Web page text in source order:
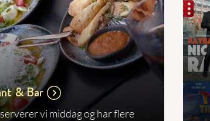
& Bar
vi middag og har flere